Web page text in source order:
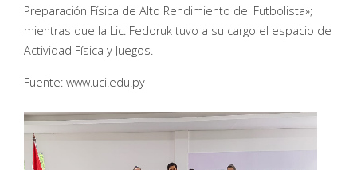
Preparación Física de Alto Rendimiento del Futbolista»;
mientras que la Lic. Fedoruk tuvo a su cargo el espacio de
Actividad Física y Juegos.
Fuente: www.uci.edu.py